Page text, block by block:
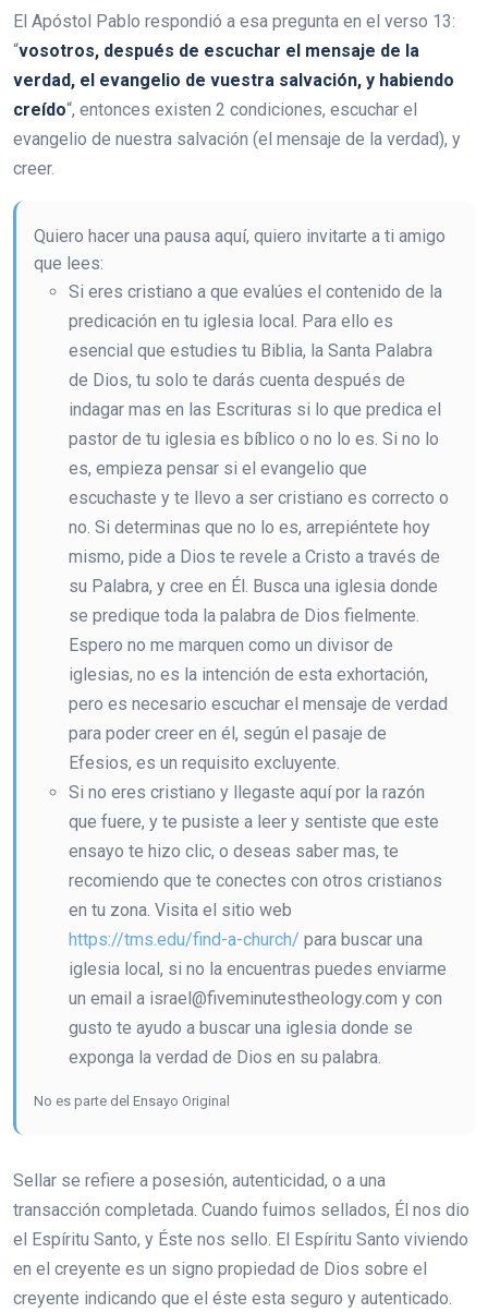
El Apóstol Pablo respondió a esa pregunta en el verso 13:
“vosotros, después de escuchar el mensaje de la
verdad, el evangelio de vuestra salvación, y habiendo
creído“, entonces existen 2 condiciones, escuchar el
evangelio de nuestra salvación (el mensaje de la verdad), y
creer.
Quiero hacer una pausa aquí, quiero invitarte a ti amigo
que lees:
Si eres cristiano a que evalúes el contenido de la
predicación en tu iglesia local. Para ello es
esencial que estudies tu Biblia, la Santa Palabra
de Dios, tu solo te darás cuenta después de
indagar mas en las Escrituras si lo que predica el
pastor de tu iglesia es bíblico o no lo es. Si no lo
es, empieza pensar si el evangelio que
escuchaste y te llevo a ser cristiano es correcto o
no. Si determinas que no lo es, arrepiéntete hoy
mismo, pide a Dios te revele a Cristo a través de
su Palabra, y cree en Él. Busca una iglesia donde
se predique toda la palabra de Dios fielmente.
Espero no me marquen como un divisor de
iglesias, no es la intención de esta exhortación,
pero es necesario escuchar el mensaje de verdad
para poder creer en él, según el pasaje de
Efesios, es un requisito excluyente.
Si no eres cristiano y llegaste aquí por la razón
que fuere, y te pusiste a leer y sentiste que este
ensayo te hizo clic, o deseas saber mas, te
recomiendo que te conectes con otros cristianos
en tu zona. Visita el sitio web
https://tms.edu/find-a-church/ para buscar una
iglesia local, si no la encuentras puedes enviarme
un email a israel@fiveminutestheology.com y con
gusto te ayudo a buscar una iglesia donde se
exponga la verdad de Dios en su palabra.
No es parte del Ensayo Original
Sellar se refiere a posesión, autenticidad, o a una
transacción completada. Cuando fuimos sellados, Él nos dio
el Espíritu Santo, y Éste nos sello. El Espíritu Santo viviendo
en el creyente es un signo propiedad de Dios sobre el
creyente indicando que el éste esta seguro y autenticado.